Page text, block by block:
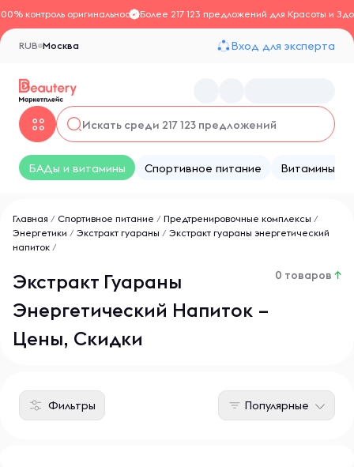
контроль оригинальностиБолее 217 123 предложений для Красоты и
Москва
RUB Вход для эксперта
БАДы и витамины Спортивное питание Витамины
Главная / Спортивное питание / Предтренировочные комплексы /
Энергетики / Экстракт гуараны / Экстракт гуараны энергетический
напиток /
Экстракт Гуараны
Энергетический Напиток –
Цены, Скидки
0 товаров ↑
Фильтры Популярные